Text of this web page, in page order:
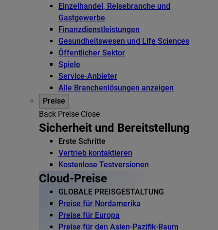
Einzelhandel, Reisebranche und
Gastgewerbe
Finanzdienstleistungen
Gesundheitswesen und Life Sciences
Öffentlicher Sektor
Spiele
Service-Anbieter
Alle Branchenlösungen anzeigen
Preise
Back Preise Close
Sicherheit und Bereitstellung
Erste Schritte
Vertrieb kontaktieren
Kostenlose Testversionen
Cloud-Preise
GLOBALE PREISGESTALTUNG
Preise für Nordamerika
Preise für Europa
Preise für den Asien-Pazifik-Raum